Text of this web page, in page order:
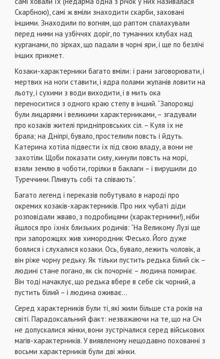
Скарбною), самі ж вміли знаходити скарби, заховані
іншими. Знаходили по вогням, що раптом спалахували
перед ними на узбіччях доріг, по туманних клубах над
курганами, по зірках, що падали в чорні яри, і ще по безлічі
інших прикмет.
Козаки-характерники багато вміли: і рани заговорювати, і
мертвих на ноги ставити, і ядра полами жупанів ловити на
льоту, і сухими з води виходити, і в мить ока
переноситися з одного краю степу в інший. “Запорожці
були лицарями і великими характерниками, – згадували
про козаків жителі придніпровських сіл. – Куля їх не
брала; на Дніпрі, бувало, простелили повсть і йдуть.
Катерина хотіла підвести їх під свою владу, а вони не
захотіли. Щоби показати силу, кинули повсть на морі,
взяли землю в чоботи, горілки в баклаги – і вирушили до
Туреччини. Пливуть собі та співають”.
Багато легенд і переказів побутувало в народі про
окремих козаків-характерників. Про них чубаті діди
розповідали жваво, з подробицями (характерними!), ніби
йшлося про їхніх близьких родичів: “На Великому Лузі ще
при запорожцях жив химородник Фесько. Його дуже
боялися і слухалися козаки. Ось, бувало, лежить чоловік, а
він ріже чорну редьку. Як тільки пустить редька білий сік –
людині стане погано, як сік почорніє – людина помирає.
Він тоді начаклує, що редька вбере в себе сік чорний, а
пустить білий – і людина оживає…
Серед характерників були ті, які жили більше ста років на
світі. Парадоксальний факт: незважаючи на те, що на Січ
не допускалися жінки, вони зустрічалися серед військових
магів-характерників. У виявленому нещодавно похованні з
восьми характерників були дві жінки.